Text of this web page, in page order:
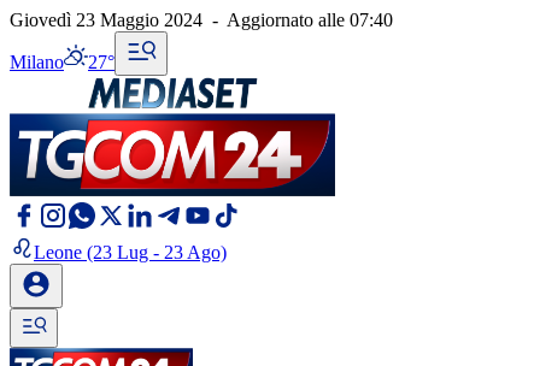
Giovedì 23 Maggio 2024 - Aggiornato alle 07:40
Milano 27°
Leone (23 Lug - 23 Ago)